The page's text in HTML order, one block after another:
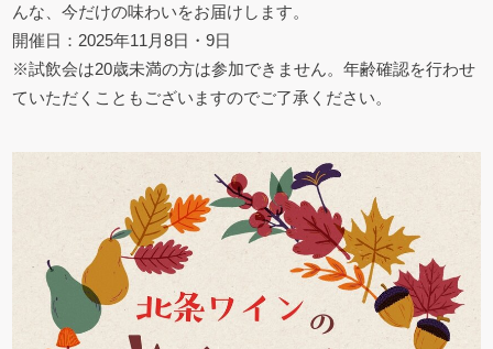
んな、今だけの味わいをお届けします。
開催日：2025年11月8日・9日
※試飲会は20歳未満の方は参加できません。年齢確認を行わせ
ていただくこともございますのでご了承ください。